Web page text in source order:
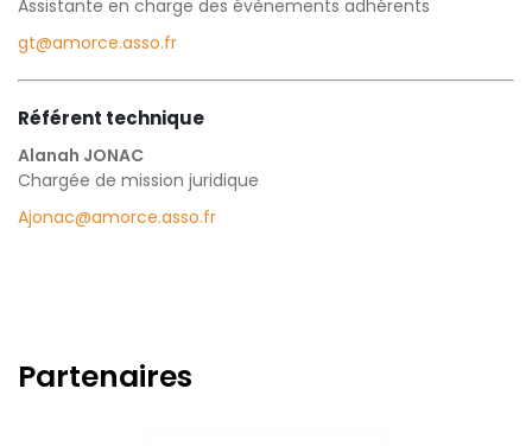
Assistante en charge des évènements adhérents
gt@amorce.asso.fr
Référent technique
Alanah JONAC
Chargée de mission juridique
Ajonac@amorce.asso.fr
Partenaires